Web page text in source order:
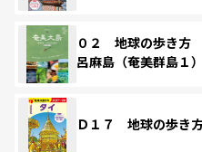
０２ 地球の歩き
呂麻島（奄美群島１
Ｄ１７ 地球の歩き